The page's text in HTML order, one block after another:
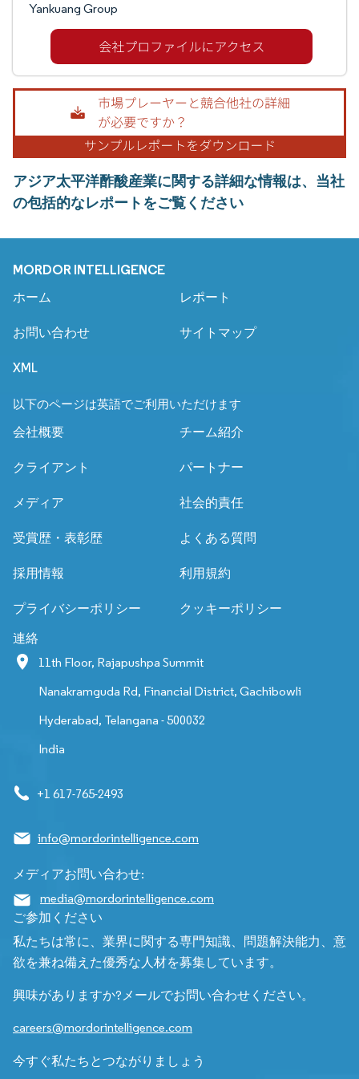
Yankuang Group
アジア太平洋酢酸産業に関する詳細な情報は、当社
の包括的なレポートをご覧ください
MORDOR INTELLIGENCE
ホーム レポート
お問い合わせ サイトマップ
XML
以下のページは英語でご利用いただけます
会社概要 チーム紹介
クライアント パートナー
メディア 社会的責任
受賞歴・表彰歴 よくある質問
採用情報 利用規約
プライバシーポリシー クッキーポリシー
連絡
11th Floor, Rajapushpa Summit
Nanakramguda Rd, Financial District, Gachibowli
Hyderabad, Telangana - 500032
India
+1 617-765-2493
info@mordorintelligence.com
メディアお問い合わせ:
media@mordorintelligence.com
ご参加ください
私たちは常に、業界に関する専門知識、問題解決能力、意
欲を兼ね備えた優秀な人材を募集しています。
興味がありますか?メールでお問い合わせください。
careers@mordorintelligence.com
今すぐ私たちとつながりましょう